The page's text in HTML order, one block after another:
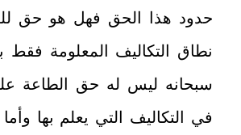
حدود هذا الحق فهل هو حق
نطاق التكاليف المعلومة فقط
سبحانه ليس له حق الطاعة
في التكاليف التي يعلم بها وأما